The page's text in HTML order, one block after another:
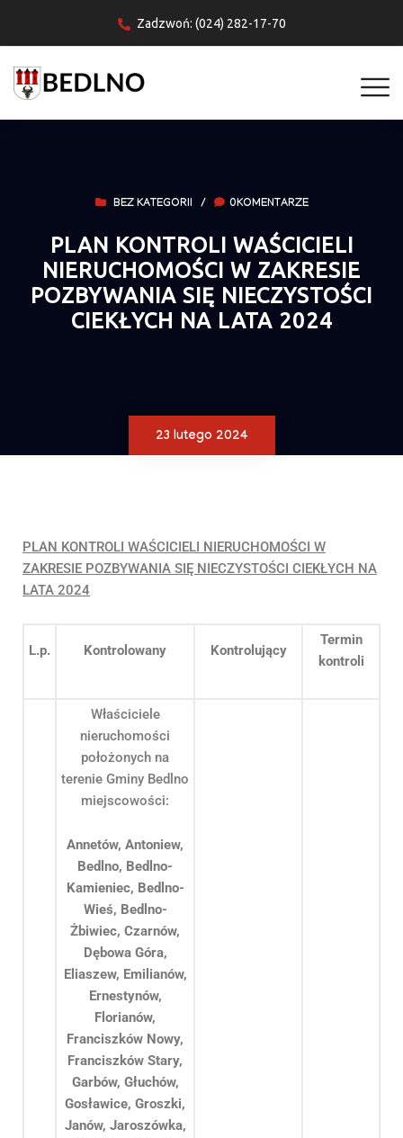
Zadzwoń: (024) 282-17-70
BEZ KATEGORII / 0KOMENTARZE
PLAN KONTROLI WAŚCICIELI
NIERUCHOMOŚCI W ZAKRESIE
POZBYWANIA SIĘ NIECZYSTOŚCI
CIEKŁYCH NA LATA 2024
23 lutego 2024
PLAN KONTROLI WAŚCICIELI NIERUCHOMOŚCI W
ZAKRESIE POZBYWANIA SIĘ NIECZYSTOŚCI CIEKŁYCH NA
LATA 2024
L.p. Kontrolowany Kontrolujący
Termin
kontroli
Właściciele
nieruchomości
położonych na
terenie Gminy Bedlno
miejscowości:
Annetów, Antoniew,
Bedlno, Bedlno-
Kamieniec, Bedlno-
Wieś, Bedlno-
Żbiwiec, Czarnów,
Dębowa Góra,
Eliaszew, Emilianów,
Ernestynów,
Florianów,
Franciszków Nowy,
Franciszków Stary,
Garbów, Głuchów,
Gosławice, Groszki,
Janów, Jaroszówka,